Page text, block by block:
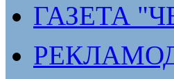
ГАЗЕТА